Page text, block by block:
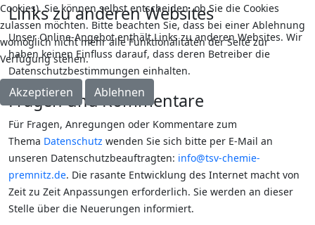
Links zu anderen Websites
Unser Online-Angebot enthält Links zu anderen Websites. Wir
haben keinen Einfluss darauf, dass deren Betreiber die
Datenschutzbestimmungen einhalten.
Fragen und Kommentare
Für Fragen, Anregungen oder Kommentare zum
Thema Datenschutz wenden Sie sich bitte per E-Mail an
unseren Datenschutzbeauftragten: info@tsv-chemie-
premnitz.de. Die rasante Entwicklung des Internet macht von
Zeit zu Zeit Anpassungen erforderlich. Sie werden an dieser
Stelle über die Neuerungen informiert.
Cookies). Sie können selbst entscheiden, ob Sie die Cookies
zulassen möchten. Bitte beachten Sie, dass bei einer Ablehnung
womöglich nicht mehr alle Funktionalitäten der Seite zur
Verfügung stehen.
Akzeptieren Ablehnen